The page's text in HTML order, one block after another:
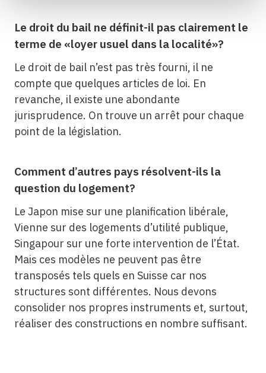
Le droit du bail ne définit-il pas clairement le
terme de «loyer usuel dans la localité»?
Le droit de bail n’est pas très fourni, il ne
compte que quelques articles de loi. En
revanche, il existe une abondante
jurisprudence. On trouve un arrêt pour chaque
point de la législation.
Comment d’autres pays résolvent-ils la
question du logement?
Le Japon mise sur une planification libérale,
Vienne sur des logements d’utilité publique,
Singapour sur une forte intervention de l’État.
Mais ces modèles ne peuvent pas être
transposés tels quels en Suisse car nos
structures sont différentes. Nous devons
consolider nos propres instruments et, surtout,
réaliser des constructions en nombre suffisant.